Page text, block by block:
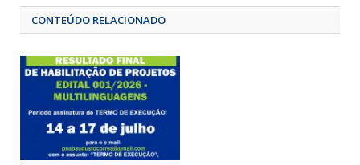
CONTEÚDO RELACIONADO